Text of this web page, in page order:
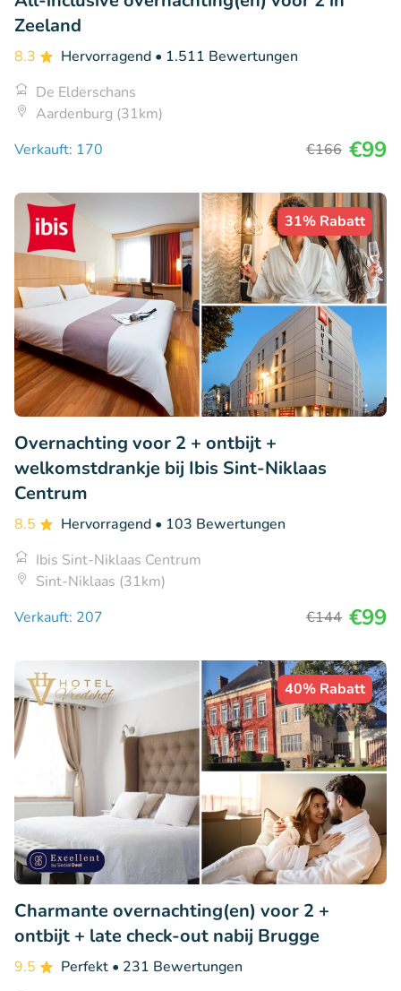
Zeeland
8.3 Hervorragend • 1.511 Bewertungen
De Elderschans
Aardenburg (31km)
Verkauft: 170
€166 €99
31% Rabatt
Overnachting voor 2 + ontbijt +
welkomstdrankje bij Ibis Sint-Niklaas
Centrum
8.5 Hervorragend • 103 Bewertungen
Ibis Sint-Niklaas Centrum
Sint-Niklaas (31km)
Verkauft: 207
€144 €99
40% Rabatt
Charmante overnachting(en) voor 2 +
ontbijt + late check-out nabij Brugge
9.5 Perfekt • 231 Bewertungen